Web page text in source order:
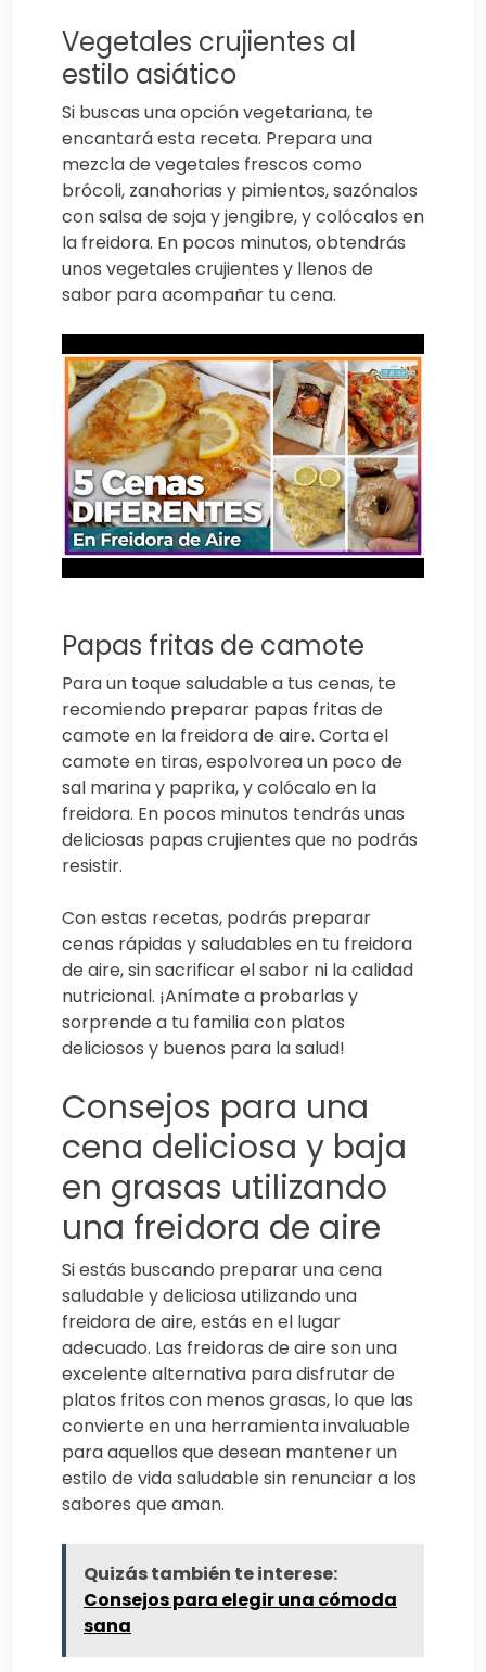
Vegetales crujientes al
estilo asiático
Si buscas una opción vegetariana, te
encantará esta receta. Prepara una
mezcla de vegetales frescos como
brócoli, zanahorias y pimientos, sazónalos
con salsa de soja y jengibre, y colócalos en
la freidora. En pocos minutos, obtendrás
unos vegetales crujientes y llenos de
sabor para acompañar tu cena.
Papas fritas de camote
Para un toque saludable a tus cenas, te
recomiendo preparar papas fritas de
camote en la freidora de aire. Corta el
camote en tiras, espolvorea un poco de
sal marina y paprika, y colócalo en la
freidora. En pocos minutos tendrás unas
deliciosas papas crujientes que no podrás
resistir.
Con estas recetas, podrás preparar
cenas rápidas y saludables en tu freidora
de aire, sin sacrificar el sabor ni la calidad
nutricional. ¡Anímate a probarlas y
sorprende a tu familia con platos
deliciosos y buenos para la salud!
Consejos para una
cena deliciosa y baja
en grasas utilizando
una freidora de aire
Si estás buscando preparar una cena
saludable y deliciosa utilizando una
freidora de aire, estás en el lugar
adecuado. Las freidoras de aire son una
excelente alternativa para disfrutar de
platos fritos con menos grasas, lo que las
convierte en una herramienta invaluable
para aquellos que desean mantener un
estilo de vida saludable sin renunciar a los
sabores que aman.
Quizás también te interese:
Consejos para elegir una cómoda
sana